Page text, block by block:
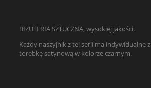
BIŻUTERIA SZTUCZNA, wysokiej jakości.
Każdy naszyjnik z tej serii ma indywidualne
torebkę satynową w kolorze czarnym.